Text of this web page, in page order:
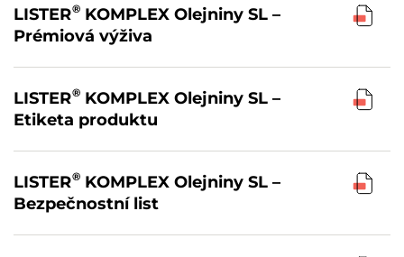
LISTER
KOMPLEX Olejniny SL –
Prémiová výživa
LISTER
KOMPLEX Olejniny SL –
Etiketa produktu
LISTER
KOMPLEX Olejniny SL –
Bezpečnostní list